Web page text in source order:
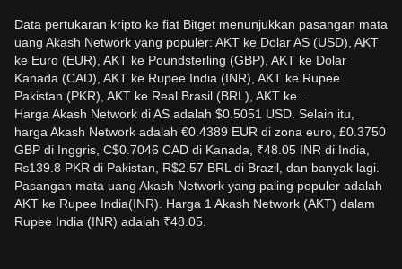
Data pertukaran kripto ke fiat Bitget menunjukkan pasangan mata
uang Akash Network yang populer: AKT ke Dolar AS (USD), AKT
ke Euro (EUR), AKT ke Poundsterling (GBP), AKT ke Dolar
Kanada (CAD), AKT ke Rupee India (INR), AKT ke Rupee
Pakistan (PKR), AKT ke Real Brasil (BRL), AKT ke…
Harga Akash Network di AS adalah $0.5051 USD. Selain itu,
harga Akash Network adalah €0.4389 EUR di zona euro, £0.3750
GBP di Inggris, C$0.7046 CAD di Kanada, ₹48.05 INR di India,
₨139.8 PKR di Pakistan, R$2.57 BRL di Brazil, dan banyak lagi.
Pasangan mata uang Akash Network yang paling populer adalah
AKT ke Rupee India(INR). Harga 1 Akash Network (AKT) dalam
Rupee India (INR) adalah ₹48.05.